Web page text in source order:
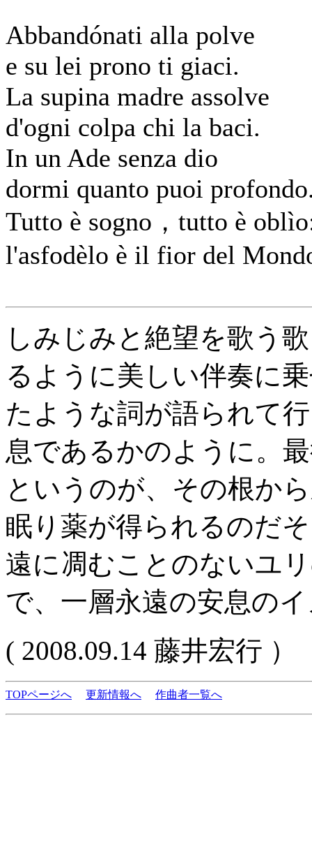
Abbandónati alla polve
e su lei prono ti giaci.
La supina madre assolve
d'ogni colpa chi la baci.
In un Ade senza dio
dormi quanto puoi
Tutto è sogno，tutto è
l'asfodèlo è il fior del
しみじみと絶望を歌う
るように美しい伴奏に
たような詞が語られて
息であるかのように。
というのが、その根か
眠り薬が得られるのだ
遠に凋むことのないユ
で、一層永遠の安息の
( 2008.09.14 藤井宏行 ）
TOPページへ 更新情報へ 作曲者一覧へ